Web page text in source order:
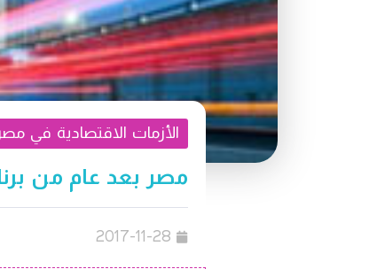
الأزمات الاقتصادية في
مصر بعد عام من
2017-11-28